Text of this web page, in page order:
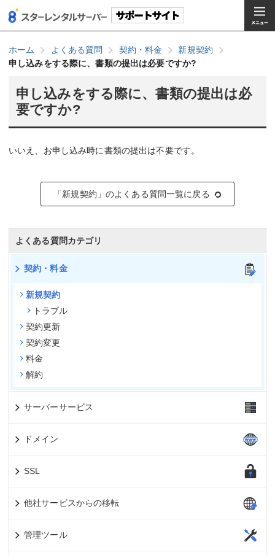
ホーム よくある質問 契約・料金
新規契約
申し込みをする際に、書類の提出は必要ですか?
申し込みをする際に、書類の提出は必
要ですか?
いいえ、お申し込み時に書類の提出は不要です。
「新規契約」のよくある質問一覧に戻る
よくある質問カテゴリ
契約・料金
新規契約
トラブル
契約更新
契約変更
料金
解約
サーバーサービス
ドメイン
SSL
他社サービスからの移転
管理ツール